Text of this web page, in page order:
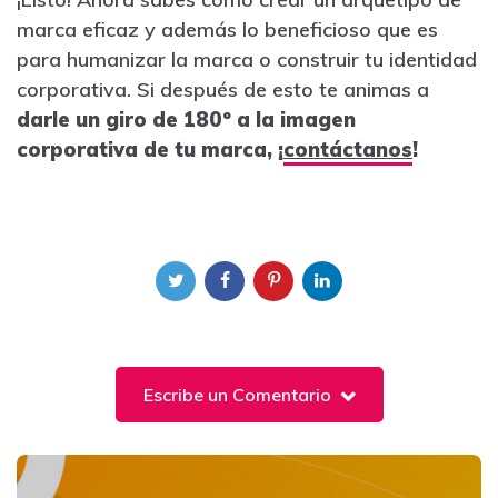
marca eficaz y además lo beneficioso que es
para humanizar la marca o construir tu identidad
corporativa. Si después de esto te animas a
darle un giro de 180º a la imagen
corporativa de tu marca, ¡contáctanos!
Escribe un Comentario
Post